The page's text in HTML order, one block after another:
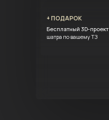
+ ПОДАРОК
Бесплатный 3D-проект
шатра по вашему ТЗ